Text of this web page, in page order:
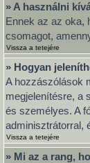
» A használni
Ennek az az oka,
csomagot,
Vissza a tetejére
» Hogyan
A hozzászólások
megjelenítésre, a
és személyes. A
adminisztrátorral,
Vissza a tetejére
» Mi az a rang,